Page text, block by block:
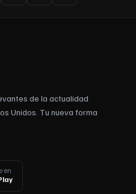
de la actualidad
Unidos. Tu nueva forma
en